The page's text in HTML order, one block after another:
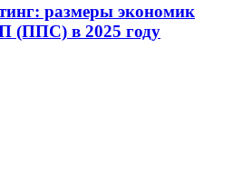
размеры экономик
(ППС) в 2025 году